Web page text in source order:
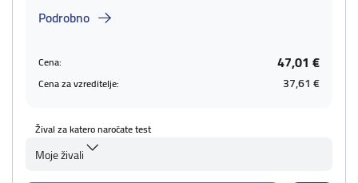
Podrobno
Cena: 47,01 €
Cena za vzreditelje: 37,61 €
Žival za katero naročate test
Moje živali